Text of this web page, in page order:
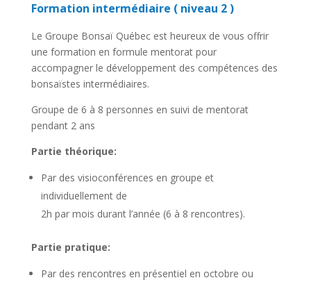
Formation intermédiaire ( niveau 2 )
Le Groupe Bonsaï Québec est heureux de vous offrir
une formation en formule mentorat pour
accompagner le développement des compétences des
bonsaïstes intermédiaires.
Groupe de 6 à 8 personnes en suivi de mentorat
pendant 2 ans
Partie théorique:
Par des visioconférences en groupe et
individuellement de
2h par mois durant l’année (6 à 8 rencontres).
Partie pratique:
Par des rencontres en présentiel en octobre ou